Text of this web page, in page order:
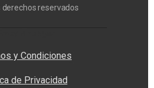
derechos reservados
y Condiciones
de Privacidad